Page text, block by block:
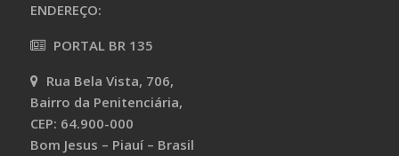
ENDEREÇO:
PORTAL BR 135
Rua Bela Vista, 706,
Bairro da Penitenciária,
CEP: 64.900-000
Bom Jesus – Piauí – Brasil